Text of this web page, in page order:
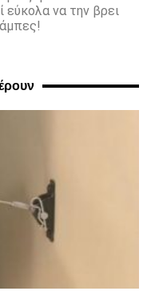
εύκολα να την βρει